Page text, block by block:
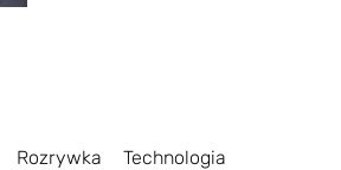
Rozrywka Technologia